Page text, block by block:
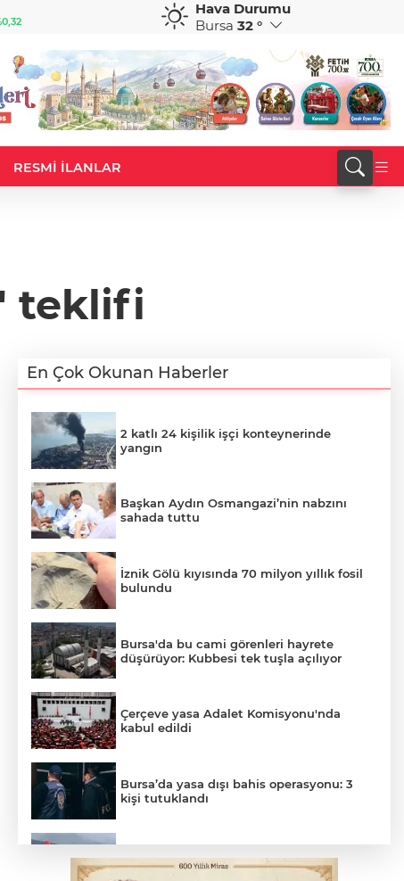
%0,38
CHF
59,0083
Hava Durumu
Bursa 32 °
RESMİ İLANLAR
teklifi
En Çok Okunan Haberler
2 katlı 24 kişilik işçi konteynerinde
yangın
Başkan Aydın Osmangazi’nin nabzını
sahada tuttu
İznik Gölü kıyısında 70 milyon yıllık fosil
bulundu
Bursa'da bu cami görenleri hayrete
düşürüyor: Kubbesi tek tuşla açılıyor
Çerçeve yasa Adalet Komisyonu'nda
kabul edildi
Bursa’da yasa dışı bahis operasyonu: 3
kişi tutuklandı
THY temmuzda yolcu rekoru kırdı